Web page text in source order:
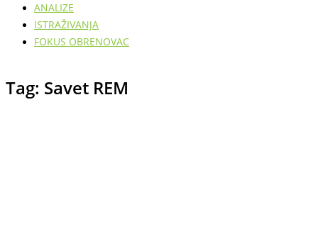
ANALIZE
ISTRAŽIVANJA
FOKUS OBRENOVAC
Tag: Savet REM